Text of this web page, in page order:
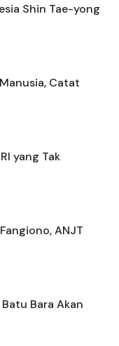
Shin Tae-yong
Catat
yang Tak
ANJT
Bara Akan